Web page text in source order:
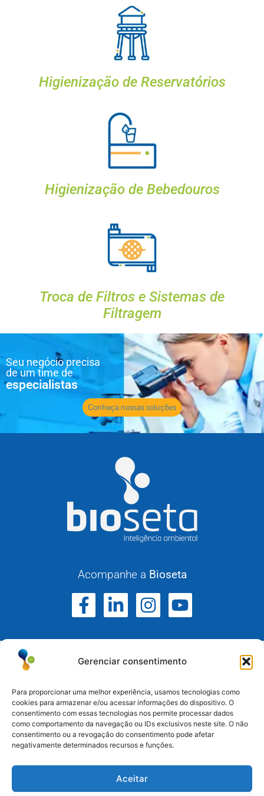
Gerenciar consentimento
Para proporcionar uma melhor experiência, usamos tecnologias como
cookies para armazenar e/ou acessar informações do dispositivo. O
consentimento com essas tecnologias nos permite processar dados
como comportamento da navegação ou IDs exclusivos neste site. O não
consentimento ou a revogação do consentimento pode afetar
negativamente determinados recursos e funções.
Aceitar
Higienização de Reservatórios
Higienização de Bebedouros
Troca de Filtros e Sistemas de
Filtragem
Seu negócio precisa
de um time de
especialistas
Conheça nossas soluções
Acompanhe a Bioseta
Atuamos no Rio Grande do Sul, Santa Catarina e
Paraná.
Serra/RS: (54) 3698-9988